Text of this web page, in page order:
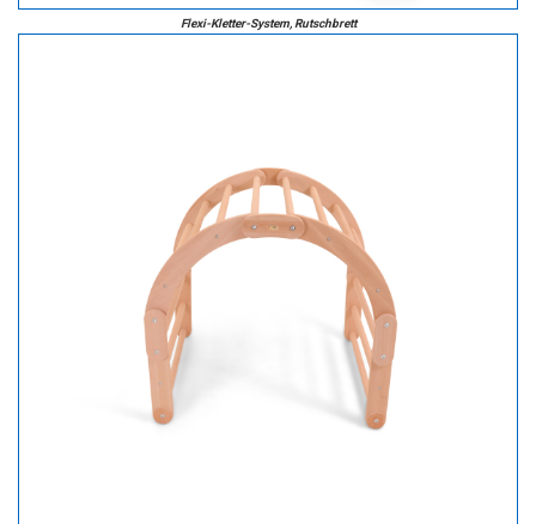
Flexi-Kletter-System, Rutschbrett